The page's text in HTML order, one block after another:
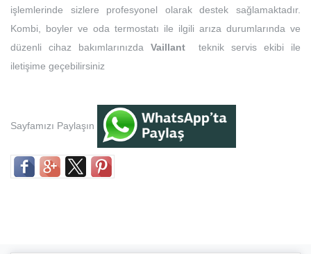
işlemlerinde sizlere profesyonel olarak destek sağlamaktadır.
Kombi, boyler ve oda termostatı ile ilgili arıza durumlarında ve
düzenli cihaz bakımlarınızda Vaillantteknik servis ekibi ile
iletişime geçebilirsiniz
Sayfamızı Paylaşın